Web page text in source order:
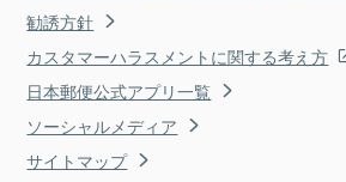
勧誘方針
カスタマーハラスメントに関する考え方
日本郵便公式アプリ一覧
ソーシャルメディア
サイトマップ